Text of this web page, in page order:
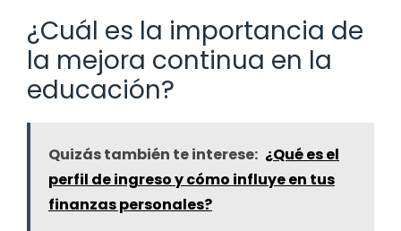
¿Cuál es la importancia de
la mejora continua en la
educación?
Quizás también te interese: ¿Qué es el
perfil de ingreso y cómo influye en tus
finanzas personales?